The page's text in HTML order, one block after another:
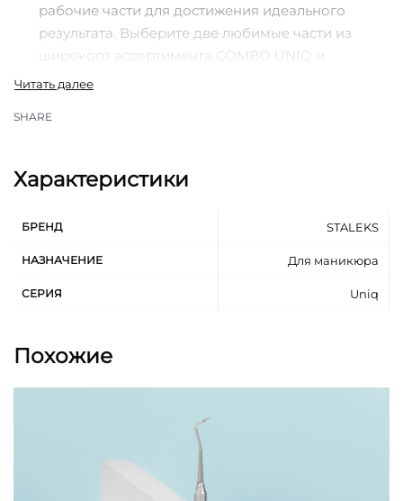
рабочие части для достижения идеального
результата. Выберите две любимые части из
широкого ассортимента COMBO UNIQ и
вкрутите их в ручку для создания
«Лопасть прямая» предназначена для обработки
педикюра.
гарантирует долговечность и защиту от
коррозии.
надежную фиксацию инструмента в руке
эффективно и без усталости.
всем видам дезинфекции и стерилизации без
потери качества. Лопатку рекомендуем
дезинфицировать и стерилизовать в собранном
виде, без постоянного раскручивания и
закручивания инструмента, что существенно
SHARE
Характеристики
БРЕНД STALEKS
НАЗНАЧЕНИЕ Для маникюра
СЕРИЯ Uniq
Похожие